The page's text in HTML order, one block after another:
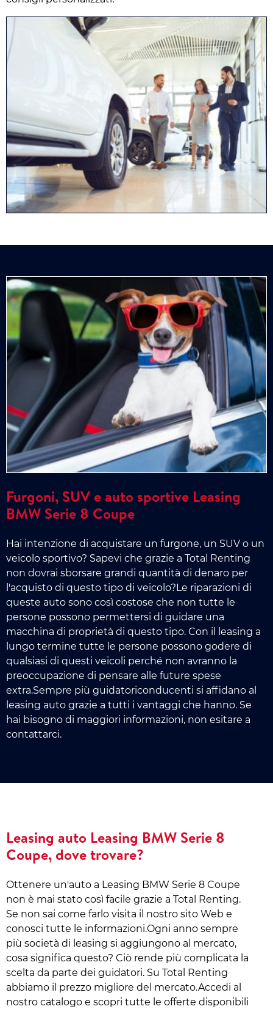
Furgoni, SUV e auto sportive Leasing
BMW Serie 8 Coupe
Hai intenzione di acquistare un furgone, un SUV o un
veicolo sportivo? Sapevi che grazie a Total Renting
non dovrai sborsare grandi quantità di denaro per
l'acquisto di questo tipo di veicolo?Le riparazioni di
queste auto sono così costose che non tutte le
persone possono permettersi di guidare una
macchina di proprietà di questo tipo. Con il leasing a
lungo termine tutte le persone possono godere di
qualsiasi di questi veicoli perché non avranno la
preoccupazione di pensare alle future spese
extra.Sempre più guidatoriconducenti si affidano al
leasing auto grazie a tutti i vantaggi che hanno. Se
hai bisogno di maggiori informazioni, non esitare a
contattarci.
Leasing auto Leasing BMW Serie 8
Coupe, dove trovare?
Ottenere un'auto a Leasing BMW Serie 8 Coupe
non è mai stato così facile grazie a Total Renting.
Se non sai come farlo visita il nostro sito Web e
conosci tutte le informazioni.Ogni anno sempre
più società di leasing si aggiungono al mercato,
cosa significa questo? Ciò rende più complicata la
scelta da parte dei guidatori. Su Total Renting
abbiamo il prezzo migliore del mercato.Accedi al
nostro catalogo e scopri tutte le offerte disponibili